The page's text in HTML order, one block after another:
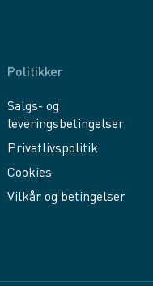
Politikker
Salgs- og
leveringsbetingelser
Privatlivspolitik
Cookies
Vilkår og betingelser